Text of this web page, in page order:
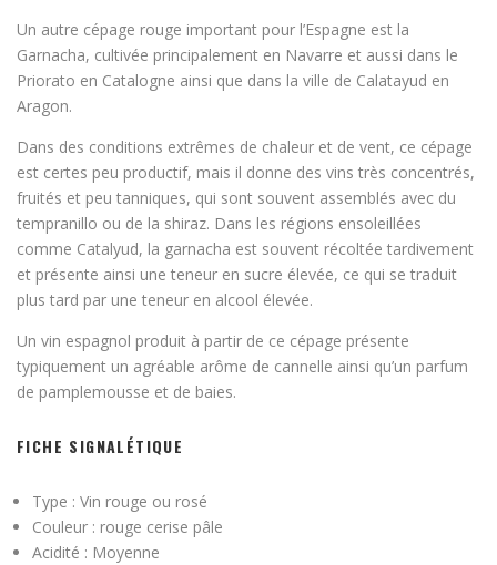
Un autre cépage rouge important pour l’Espagne est la
Garnacha, cultivée principalement en Navarre et aussi dans le
Priorato en Catalogne ainsi que dans la ville de Calatayud en
Aragon.
Dans des conditions extrêmes de chaleur et de vent, ce cépage
est certes peu productif, mais il donne des vins très concentrés,
fruités et peu tanniques, qui sont souvent assemblés avec du
tempranillo ou de la shiraz. Dans les régions ensoleillées
comme Catalyud, la garnacha est souvent récoltée tardivement
et présente ainsi une teneur en sucre élevée, ce qui se traduit
plus tard par une teneur en alcool élevée.
Un vin espagnol produit à partir de ce cépage présente
typiquement un agréable arôme de cannelle ainsi qu’un parfum
de pamplemousse et de baies.
FICHE SIGNALÉTIQUE
Type : Vin rouge ou rosé
Couleur : rouge cerise pâle
Acidité : Moyenne